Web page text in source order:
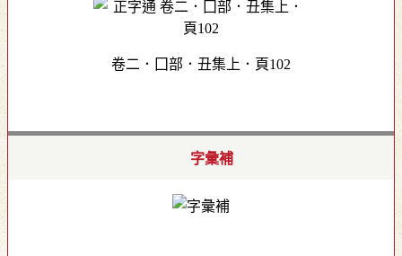
卷二．囗部．丑集上．頁102
字彙補